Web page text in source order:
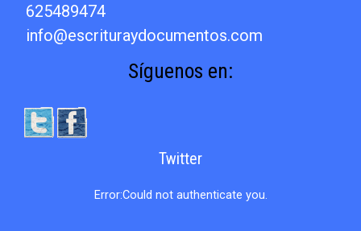
625489474
info@escrituraydocumentos.com
Síguenos en:
Twitter
Error:Could not authenticate you.